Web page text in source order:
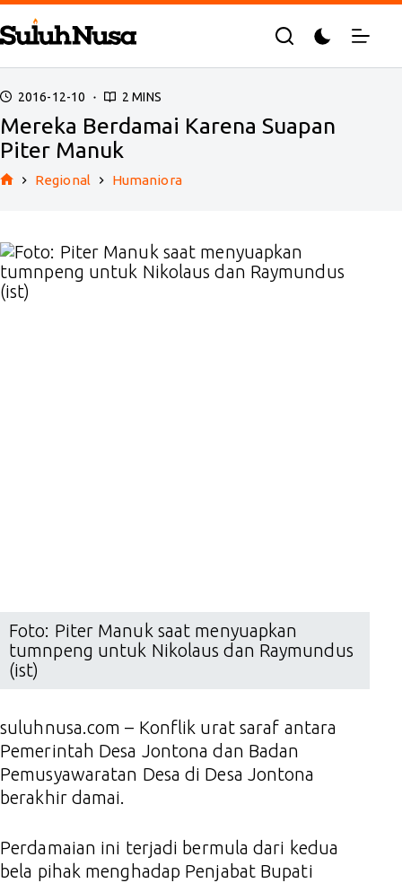
Skip
to
content
2016-12-10 2 MINS
Mereka Berdamai Karena Suapan
Piter Manuk
Regional Humaniora
Foto: Piter Manuk saat menyuapkan
tumnpeng untuk Nikolaus dan Raymundus
(ist)
suluhnusa.com – Konflik urat saraf antara
Pemerintah Desa Jontona dan Badan
Pemusyawaratan Desa di Desa Jontona
berakhir damai.
Perdamaian ini terjadi bermula dari kedua
bela pihak menghadap Penjabat Bupati